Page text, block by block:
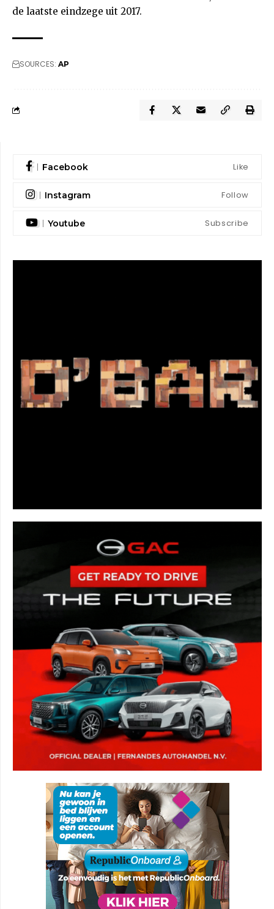
de laatste eindzege uit 2017.
SOURCES: AP
Facebook Like
Instagram Follow
Youtube Subscribe